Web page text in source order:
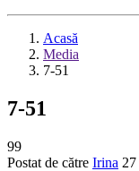
Acasă
Media
7-51
7-51
99
Postat de către Irina